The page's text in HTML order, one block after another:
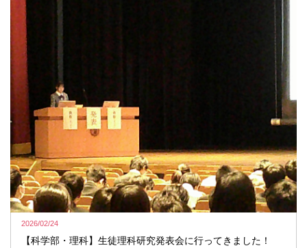
2026/02/24
【科学部・理科】生徒理科研究発表会に行ってきました！